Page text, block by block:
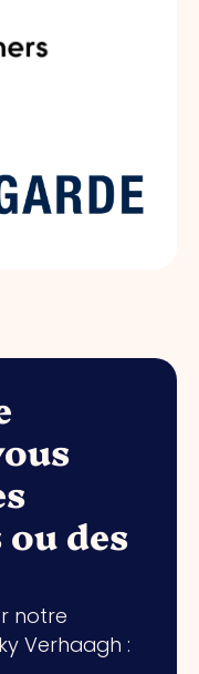
des
notre
Verhaagh :